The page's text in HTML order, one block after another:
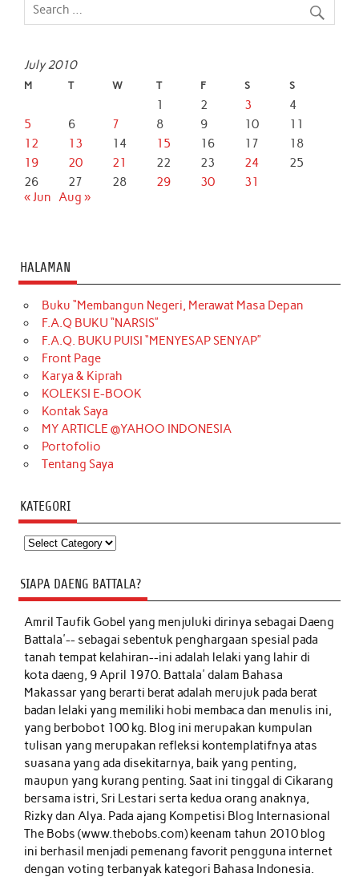
o
July 2010
M T W T F S S
1 2 3
4
5
6 7 8 9 10
11
12
13 14 15 16 17
18
19
20 21 22 23 24
25
26
27 28 29 30
31
« Jun Aug »
HALAMAN
Buku “Membangun Negeri, Merawat Masa Depan
F.A.Q BUKU “NARSIS”
F.A.Q. BUKU PUISI “MENYESAP SENYAP”
Front Page
Karya & Kiprah
KOLEKSI E-BOOK
Kontak Saya
MY ARTICLE @YAHOO INDONESIA
Portofolio
Tentang Saya
KATEGORI
Kategori
SIAPA DAENG BATTALA?
Amril Taufik Gobelyang menjuluki dirinya sebagai Daeng
Battala'-- sebagai sebentuk penghargaan spesial pada
tanah tempat kelahiran--ini adalah lelaki yang lahir di
kota daeng, 9 April 1970. Battala' dalam Bahasa
Makassar yang berarti berat adalah merujuk pada berat
badan lelaki yang memiliki hobi membaca dan menulis ini,
yang berbobot 100 kg. Blog ini merupakan kumpulan
tulisan yang merupakan refleksi kontemplatifnya atas
suasana yang ada disekitarnya, baik yang penting,
maupun yang kurang penting. Saat ini tinggal di Cikarang
bersama istri, Sri Lestari serta kedua orang anaknya,
Rizky dan Alya. Pada ajang Kompetisi Blog Internasional
The Bobs (www.thebobs.com) keenam tahun 2010 blog
ini berhasil menjadi pemenang favorit pengguna internet
dengan voting terbanyak kategori Bahasa Indonesia.